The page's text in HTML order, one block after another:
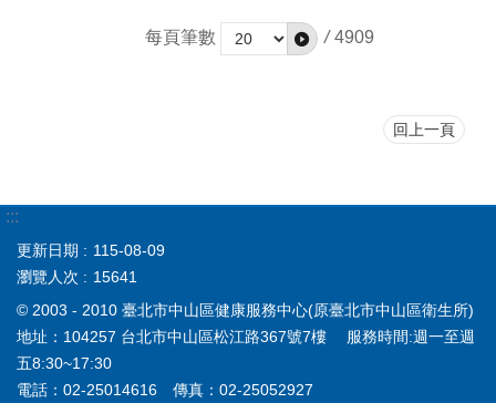
每頁筆數 / 4909
回上一頁
:::
更新日期
115-08-09
瀏覽人次
15641
© 2003 - 2010 臺北市中山區健康服務中心(原臺北市中山區衛生所)
地址：104257 台北市中山區松江路367號7樓 服務時間:週一至週
五8:30~17:30
電話：02-25014616 傳真：02-25052927